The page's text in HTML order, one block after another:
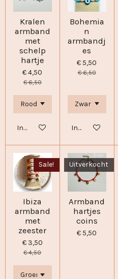
Kralen
armband
met
schelp
hartje
€ 4,50
€ 6,50
In winkelwagen
Bohemia
n
armbandj
es
€ 5,50
€ 6,50
In winkelwagen
Sale!
Ibiza
armband
met
zeester
€ 3,50
€ 4,50
Uitverkocht
Armband
hartjes
coins
€ 5,50